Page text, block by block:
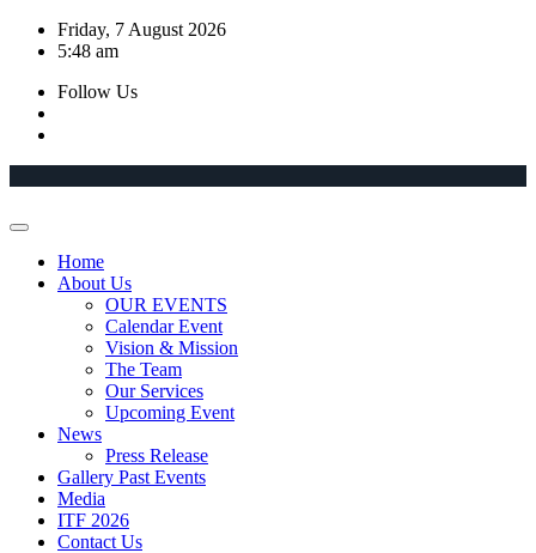
Skip
Friday, 7 August 2026
5:48 am
Follow Us
Home
About Us
OUR EVENTS
Calendar Event
Vision & Mission
The Team
Our Services
Upcoming Event
News
Press Release
Gallery Past Events
Media
ITF 2026
Contact Us